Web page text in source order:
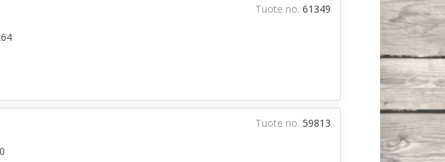
Tuote no. 61349
Tuote no. 59813